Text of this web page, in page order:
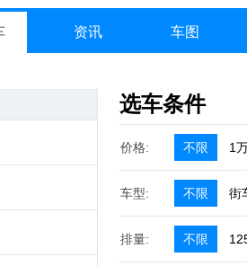
资讯 车图
选车条件
价格: 不限 1
车型: 不限 街
排量: 不限